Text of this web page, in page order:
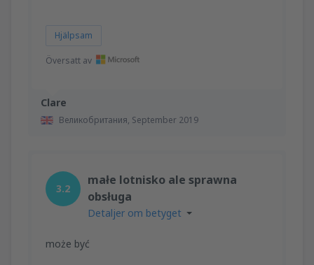
Clare
Великобритания, September 2019
Hjälpsam
Översatt av
3.2
małe lotnisko ale sprawna
obsługa
Detaljer om betyget
może być